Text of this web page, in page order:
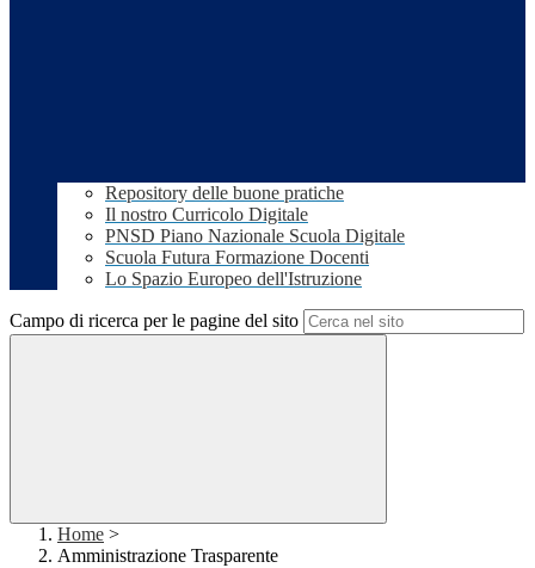
Repository delle buone pratiche
Il nostro Curricolo Digitale
PNSD Piano Nazionale Scuola Digitale
Scuola Futura Formazione Docenti
Lo Spazio Europeo dell'Istruzione
Campo di ricerca per le pagine del sito
Home >
Amministrazione Trasparente